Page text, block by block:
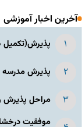
آخرین اخبار آموزشی
پذیرش
مراحل پذیرش
موفقیت